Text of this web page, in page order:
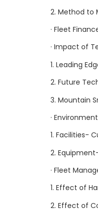
2. Method to
· Fleet
· Impact of
1. Leading
2. Future
3. Mountain
·
1. Facilities-
2.
· Fleet
1. Effect of
2. Effect of